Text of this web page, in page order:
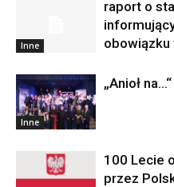
Inne
raport o
obowiązku
Inne
„Anioł
100 Lecie
przez